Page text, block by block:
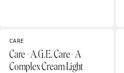
CARE
Care - A.G.E. Care - A
Complex Cream Light